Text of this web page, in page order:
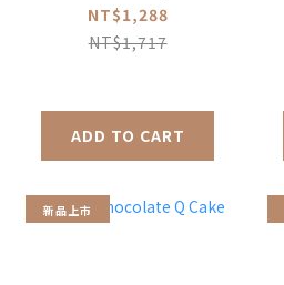
NT$1,288
NT$1,717
ADD TO CART
新品上市